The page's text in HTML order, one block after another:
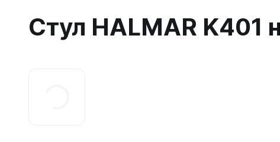
Стул HALMAR K401